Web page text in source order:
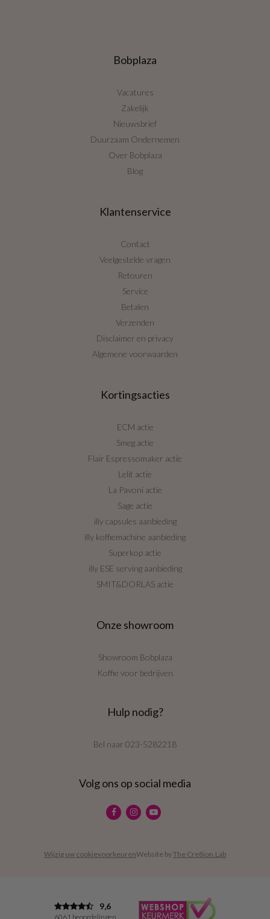
Bobplaza
Vacatures
Zakelijk
Nieuwsbrief
Duurzaam Ondernemen
Over Bobplaza
Blog
Klantenservice
Contact
Veelgestelde vragen
Retouren
Service
Betalen
Verzenden
Disclaimer en privacy
Algemene voorwaarden
Kortingsacties
ECM actie
Smeg actie
Flair Espressomaker actie
Lelit actie
La Pavoni actie
Sage actie
illy capsules aanbieding
illy koffiemachine aanbieding
Superkop actie
illy ESE serving aanbieding
SMIT&DORLAS actie
Onze showroom
Showroom Bobplaza
Koffie voor bedrijven
Hulp nodig?
Bel naar 023-5282218
Volg ons op social media
Wijzig uw cookievoorkeurenWebsite byThe Cre8ion.Lab
9,6
6061 beoordelingen